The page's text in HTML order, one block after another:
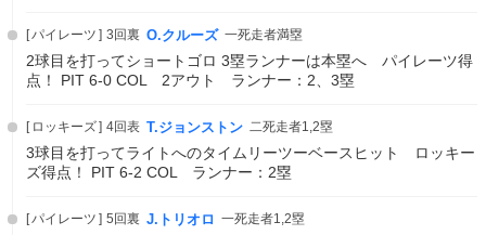
パイレーツ 3回裏 O.クルーズ 一死走者満塁
2球目を打ってショートゴロ 3塁ランナーは本塁へ パイレーツ得
点！ PIT 6-0 COL 2アウト ランナー：2、3塁
ロッキーズ 4回表 T.ジョンストン 二死走者1,2塁
3球目を打ってライトへのタイムリーツーベースヒット ロッキー
ズ得点！ PIT 6-2 COL ランナー：2塁
パイレーツ 5回裏 J.トリオロ 一死走者1,2塁